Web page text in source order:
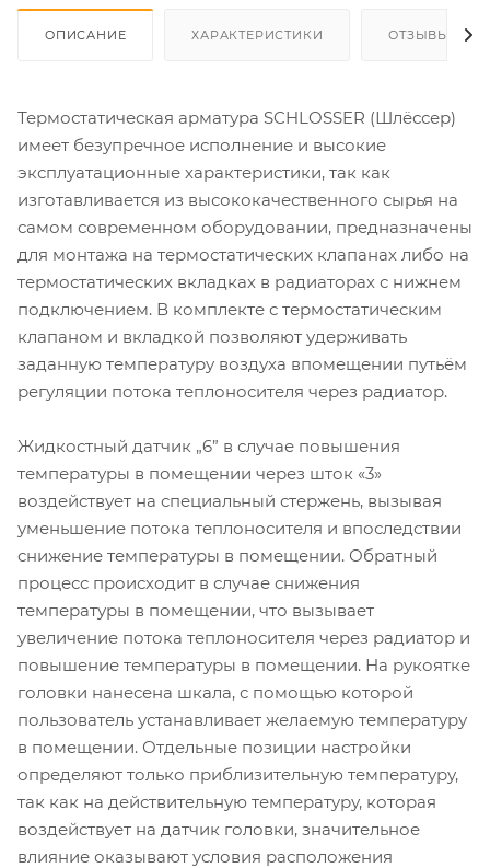
ОПИСАНИЕ ХАРАКТЕРИСТИКИ ОТЗЫВЫ
Термостатическая арматура SCHLOSSER (Шлёссер)
имеет безупречное исполнение и высокие
эксплуатационные характеристики, так как
изготавливается из высококачественного сырья на
самом современном оборудовании, предназначены
для монтажа на термостатических клапанах либо на
термостатических вкладках в радиаторах с нижнем
подключением. В комплекте с термостатическим
клапаном и вкладкой позволяют удерживать
заданную температуру воздуха впомещении путьём
регуляции потока теплоносителя через радиатор.
Жидкостный датчик „6” в случае повышения
температуры в помещении через шток «3»
воздействует на специальный стержень, вызывая
уменьшение потока теплоносителя и впоследствии
снижение температуры в помещении. Обратный
процесс происходит в случае снижения
температуры в помещении, что вызывает
увеличение потока теплоносителя через радиатор и
повышение температуры в помещении. На рукоятке
головки нанесена шкала, с помощью которой
пользователь устанавливает желаемую температуру
в помещении. Отдельные позиции настройки
определяют только приблизительную температуру,
так как на действительную температуру, которая
воздействует на датчик головки, значительное
влияние оказывают условия расположения